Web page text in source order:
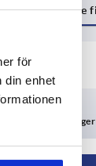
för
din enhet
på begäran
inte i lager